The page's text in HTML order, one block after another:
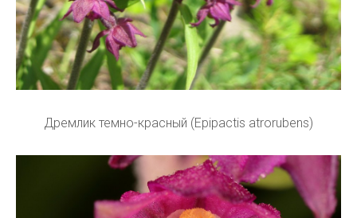
Дремлик темно-красный (Epipactis atrorubens)